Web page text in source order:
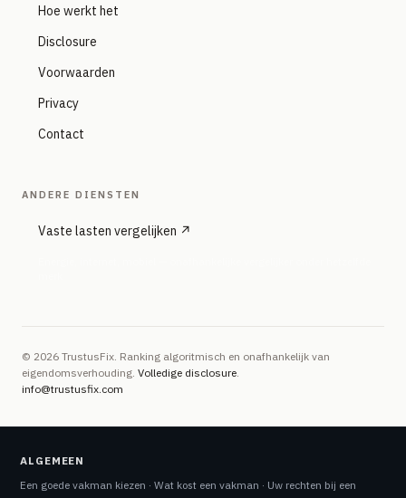
Hoe werkt het
Disclosure
Voorwaarden
Privacy
Contact
ANDERE DIENSTEN
Vaste lasten vergelijken ↗
© 2026 TrustusFix. Ranking algoritmisch en onafhankelijk van
eigendomsverhouding. Volledige disclosure.
info@trustusfix.com
ALGEMEEN
Een goede vakman kiezen ·Wat kost een vakman · Uw rechten bij een